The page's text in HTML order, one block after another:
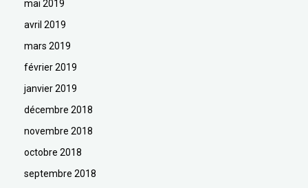
mai 2019
avril 2019
mars 2019
février 2019
janvier 2019
décembre 2018
novembre 2018
octobre 2018
septembre 2018